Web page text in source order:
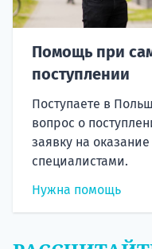
Помощь при
поступлении
Поступаете в
вопрос о
заявку на
специалистами.
Нужна помощь